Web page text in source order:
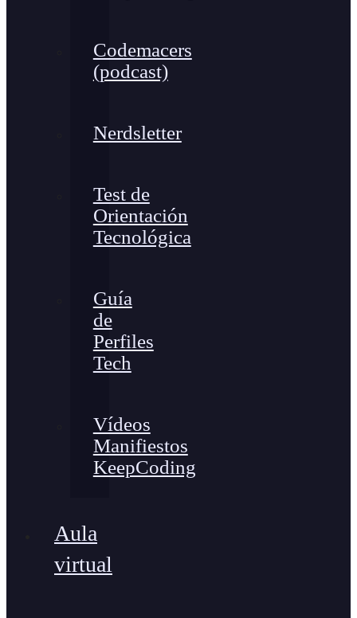
Codemacers
(podcast)
Nerdsletter
Test de
Orientación
Tecnológica
Guía
de
Perfiles
Tech
Vídeos
Manifiestos
KeepCoding
Aula
virtual